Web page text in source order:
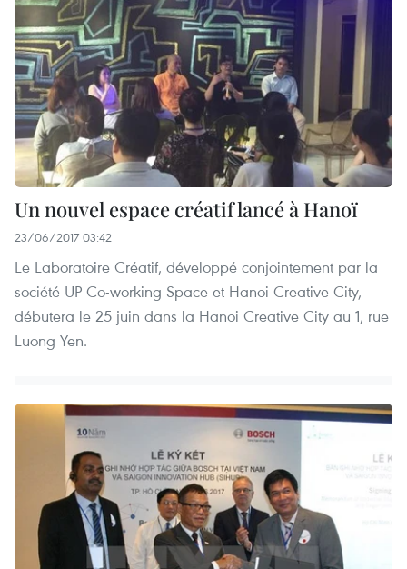
Un nouvel espace créatif lancé à Hanoï
23/06/2017 03:42
Le Laboratoire Créatif, développé conjointement par la
société UP Co-working Space et Hanoi Creative City,
débutera le 25 juin dans la Hanoi Creative City au 1, rue
Luong Yen.